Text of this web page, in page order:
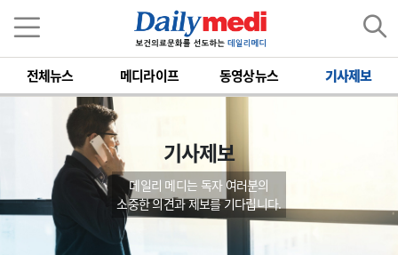
전체뉴스 메디라이프 동영상뉴스 기사제보
기사제보
데일리 메디는 독자 여러분의
소중한 의견과 제보를 기다립니다.